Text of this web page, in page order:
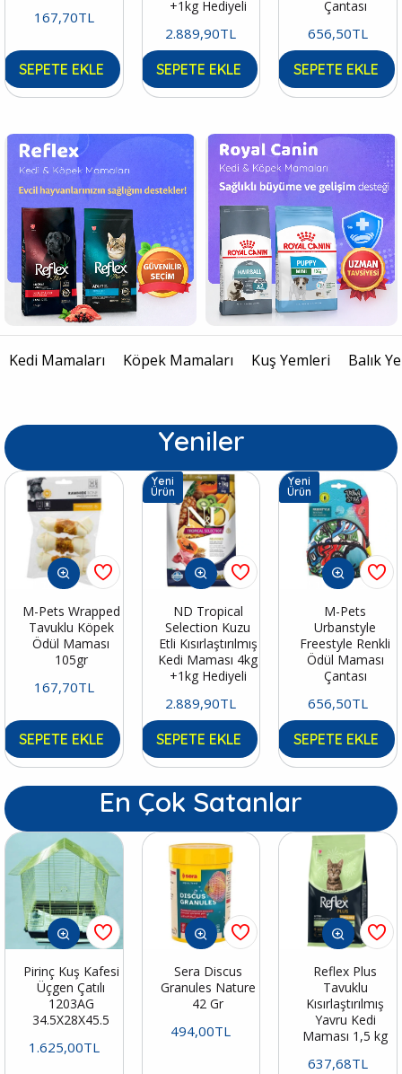
167,70TL
SEPETE EKLE
+1kg Hediyeli
2.889,90TL
SEPETE EKLE
Çantası
656,50TL
SEPETE EKLE
Kedi Mamaları Köpek Mamaları Kuş Yemleri Balık
Yeniler
M-Pets Wrapped
Tavuklu Köpek
Ödül Maması
105gr
167,70TL
SEPETE EKLE
Yeni
Ürün
ND Tropical
Selection Kuzu
Etli Kısırlaştırılmış
Kedi Maması 4kg
+1kg Hediyeli
2.889,90TL
SEPETE EKLE
Yeni
Ürün
M-Pets
Urbanstyle
Freestyle Renkli
Ödül Maması
Çantası
656,50TL
SEPETE EKLE
En Çok Satanlar
Pirinç Kuş Kafesi
Üçgen Çatılı
1203AG
34.5X28X45.5
1.625,00TL
Sera Discus
Granules Nature
42 Gr
494,00TL
Reflex Plus
Tavuklu
Kısırlaştırılmış
Yavru Kedi
Maması 1,5 kg
637,68TL